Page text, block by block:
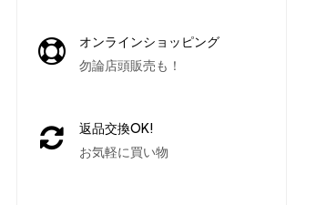
オンラインショッピング
勿論店頭販売も！
返品交換OK!
お気軽に買い物